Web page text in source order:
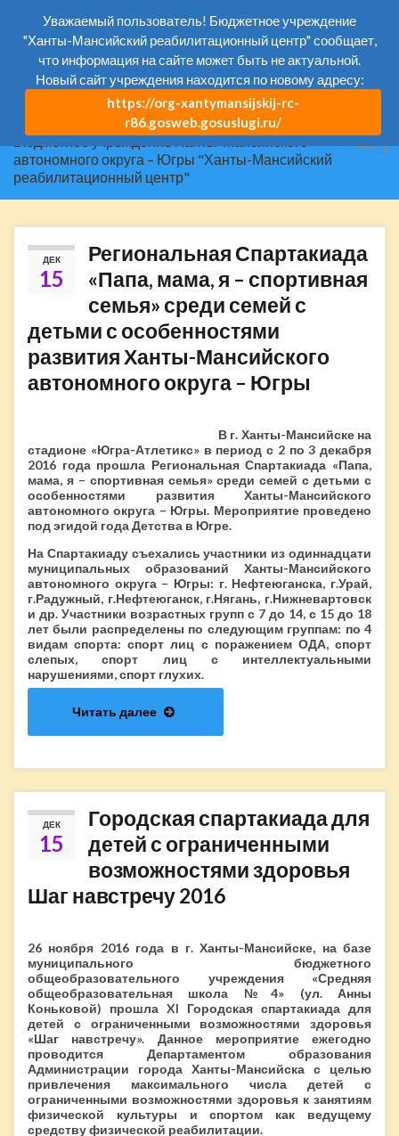
Открыть панель инструментов
Уважаемый пользователь! Бюджетное учреждение
"Ханты-Мансийский реабилитационный центр" сообщает,
что информация на сайте может быть не актуальной.
Новый сайт учреждения находится по новому адресу:
https://org-xantymansijskij-rc-
r86.gosweb.gosuslugi.ru/
Search for:
Вкл/
Бюджетное учреждение Ханты-Мансийского
автономного округа – Югры "Ханты-Мансийский
реабилитационный центр"
ДЕК
15
Региональная Спартакиада
«Папа, мама, я – спортивная
семья» среди семей с
детьми с особенностями
развития Ханты-Мансийского
автономного округа – Югры
В г. Ханты-Мансийске на
стадионе «Югра-Атлетикс» в период с 2 по 3 декабря
2016 года прошла Региональная Спартакиада «Папа,
мама, я – спортивная семья» среди семей с детьми с
особенностями развития Ханты-Мансийского
автономного округа – Югры. Мероприятие проведено
под эгидой года Детства в Югре.
На Спартакиаду съехались участники из одиннадцати
муниципальных образований Ханты-Мансийского
автономного округа – Югры: г. Нефтеюганска, г.Урай,
г.Радужный, г.Нефтеюганск, г.Нягань, г.Нижневартовск
и др. Участники возрастных групп с 7 до 14, с 15 до 18
лет были распределены по следующим группам: по 4
видам спорта: спорт лиц с поражением ОДА, спорт
слепых, спорт лиц с интеллектуальными
нарушениями, спорт глухих.
Читать далее
ДЕК
15
Городская спартакиада для
детей с ограниченными
возможностями здоровья
Шаг навстречу 2016
26 ноября 2016 года в г. Ханты-Мансийске, на базе
муниципального бюджетного
общеобразовательного учреждения «Средняя
общеобразовательная школа №4» (ул. Анны
Коньковой) прошла XI Городская спартакиада для
детей с ограниченными возможностями здоровья
«Шаг навстречу». Данное мероприятие ежегодно
проводится Департаментом образования
Администрации города Ханты-Мансийска с целью
привлечения максимального числа детей с
ограниченными возможностями здоровья к занятиям
физической культуры и спортом как ведущему
средству физической реабилитации.